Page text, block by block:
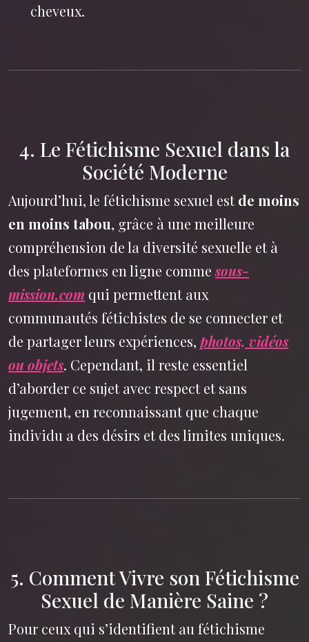
cheveux.
4. Le Fétichisme Sexuel dans la
Société Moderne
Aujourd’hui, le fétichisme sexuel estde moins
en moins tabou, grâce à une meilleure
compréhension de la diversité sexuelle et à
des plateformes en ligne commesous-
mission.com qui permettent aux
communautés fétichistes de se connecter et
de partager leurs expériences, photos, vidéos
ou objets. Cependant, il reste essentiel
d’aborder ce sujet avec respect et sans
jugement, en reconnaissant que chaque
individu a des désirs et des limites uniques.
5. Comment Vivre son Fétichisme
Sexuel de Manière Saine ?
Pour ceux qui s’identifient au fétichisme